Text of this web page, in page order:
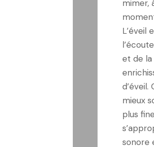
mimer,
L’éveil
et de la
mieux
plus
sonore